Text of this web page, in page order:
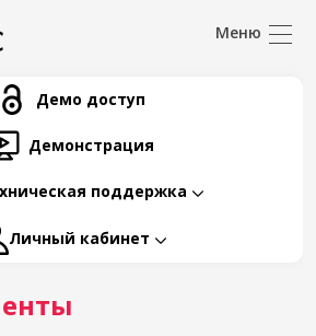
Демо доступ
Демонстрация
поддержка
Личный кабинет